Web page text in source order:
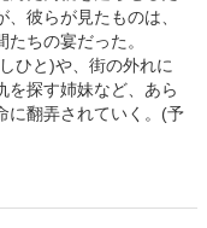
彼らが見たものは、
ちの宴だった。
ひと)や、街の外れに
を探す姉妹など、あら
に翻弄されていく。(予